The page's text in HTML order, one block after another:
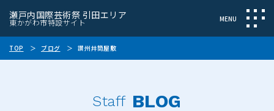
瀬戸内国際芸術祭 引田エリア
東かがわ市特設サイト
TOP ブログ 讃州井筒屋敷
Staff BLOG